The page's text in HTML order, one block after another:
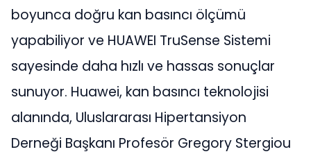
boyunca doğru kan basıncı ölçümü
yapabiliyor ve HUAWEI TruSense Sistemi
sayesinde daha hızlı ve hassas sonuçlar
sunuyor. Huawei, kan basıncı teknolojisi
alanında, Uluslararası Hipertansiyon
Derneği Başkanı Profesör Gregory Stergiou